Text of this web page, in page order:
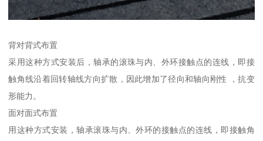
背对背式布置
采用这种方式安装后，轴承的滚珠与内、外环接触点的连线，即接
触角线沿着回转轴线方向扩散，因此增加了径向和轴向刚性 ，抗变
形能力。
面对面式布置
用这种方式安装，轴承滚珠与内、外环的接触点的连线，即接触角